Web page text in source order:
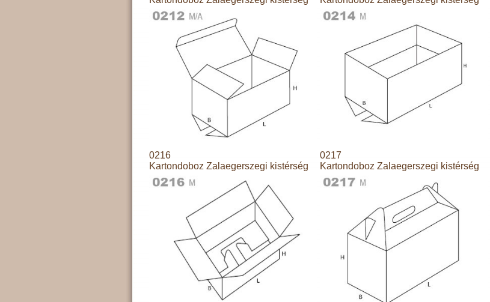
0216
Kartondoboz Zalaegerszegi kistérség
0217
Kartondoboz Zalaegerszegi kistérség